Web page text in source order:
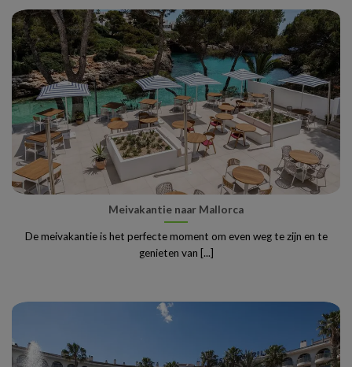
Meivakantie naar Mallorca
De meivakantie is het perfecte moment om even weg te zijn en te
genieten van [...]